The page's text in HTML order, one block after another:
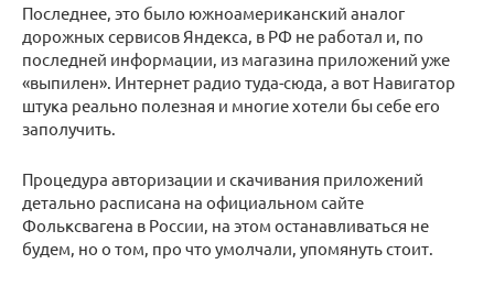
Последнее, это было южноамериканский аналог
дорожных сервисов Яндекса, в РФ не работал и, по
последней информации, из магазина приложений уже
«выпилен». Интернет радио туда-сюда, а вот Навигатор
штука реально полезная и многие хотели бы себе его
заполучить.
Процедура авторизации и скачивания приложений
детально расписана на официальном сайте
Фольксвагена в России, на этом останавливаться не
будем, но о том, про что умолчали, упомянуть стоит.